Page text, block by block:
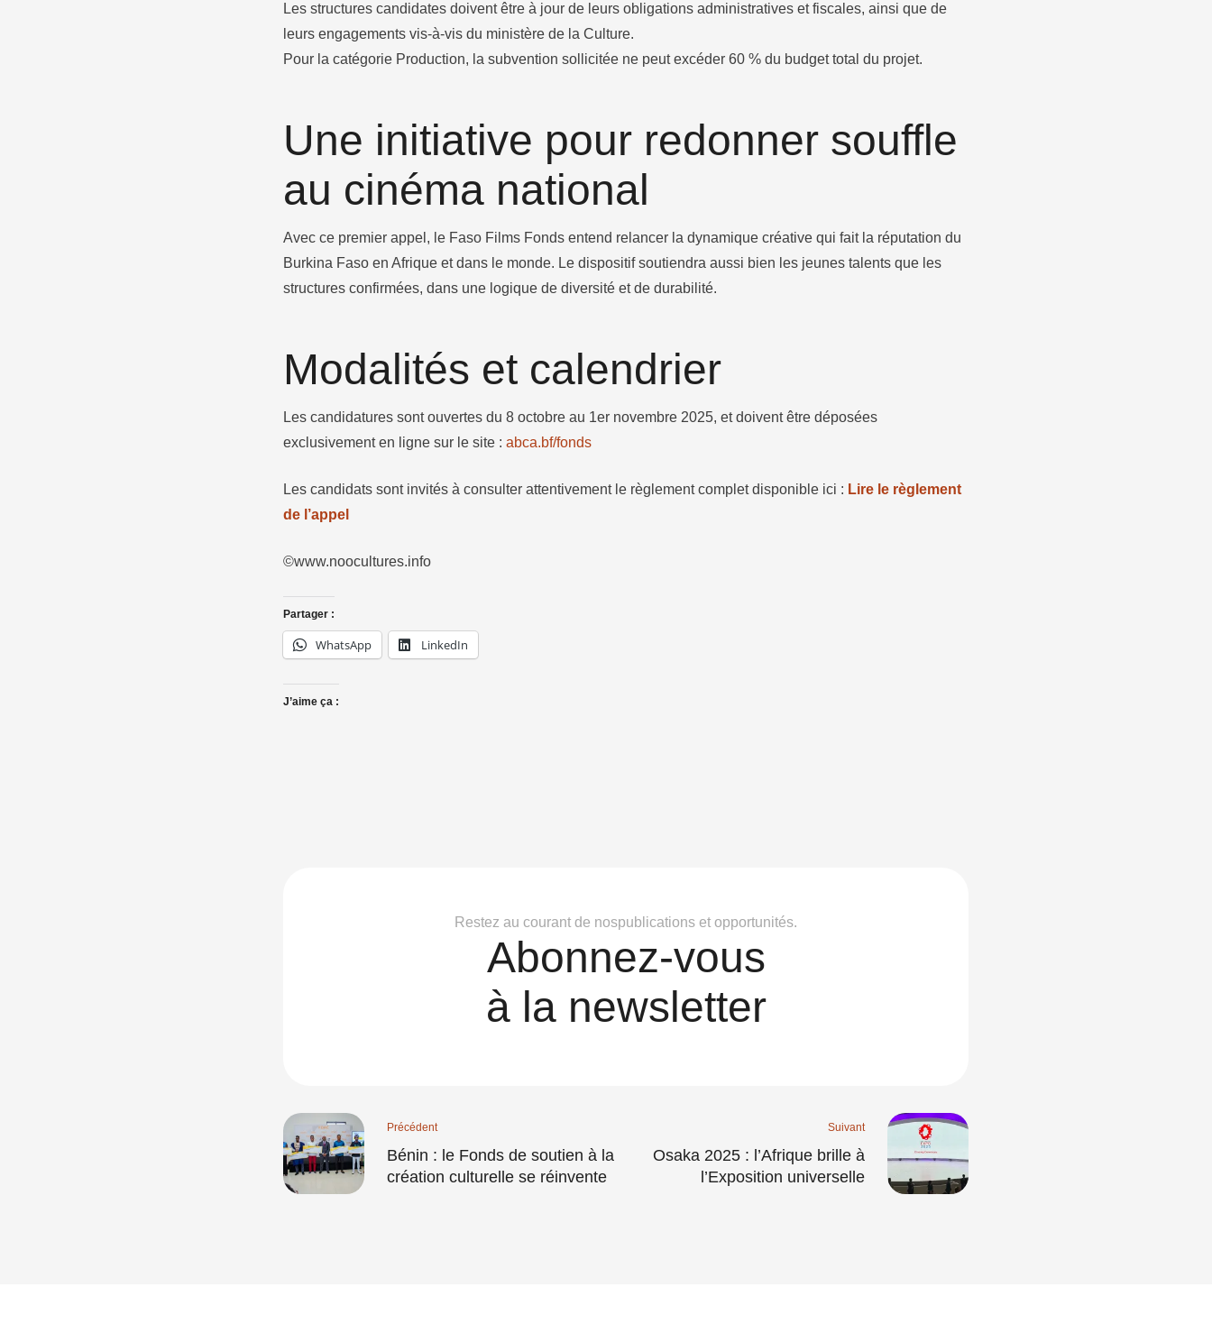
Les structures candidates doivent être à jour de leurs obligations administratives et fiscales, ainsi que de
leurs engagements vis-à-vis du ministère de la Culture.
Pour la catégorie Production, la subvention sollicitée ne peut excéder 60 % du budget total du projet.
Une initiative pour redonner souffle
au cinéma national
Avec ce premier appel, le Faso Films Fonds entend relancer la dynamique créative qui fait la réputation du
Burkina Faso en Afrique et dans le monde. Le dispositif soutiendra aussi bien les jeunes talents que les
structures confirmées, dans une logique de diversité et de durabilité.
Modalités et calendrier
Les candidatures sont ouvertes du 8 octobre au 1er novembre 2025, et doivent être déposées
exclusivement en ligne sur le site : abca.bf/fonds
Les candidats sont invités à consulter attentivement le règlement complet disponible ici : Lire le règlement
de l’appel
©www.noocultures.info
Partager :
WhatsApp LinkedIn
J’aime ça :
Restez au courant de nospublications et opportunités.
Abonnez-vous
à la newsletter
Précédent
Bénin : le Fonds de soutien à la
création culturelle se réinvente
Suivant
Osaka 2025 : l’Afrique brille à
l’Exposition universelle